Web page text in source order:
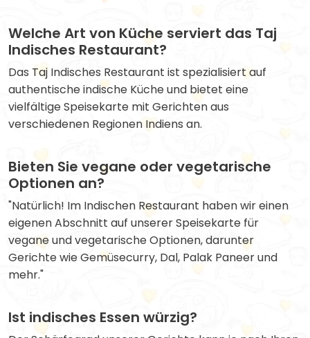
Welche Art von Küche serviert das Taj
Indisches Restaurant?
Das Taj Indisches Restaurant ist spezialisiert auf
authentische indische Küche und bietet eine
vielfältige Speisekarte mit Gerichten aus
verschiedenen Regionen Indiens an.
Bieten Sie vegane oder vegetarische
Optionen an?
"Natürlich! Im Indischen Restaurant haben wir einen
eigenen Abschnitt auf unserer Speisekarte für
vegane und vegetarische Optionen, darunter
Gerichte wie Gemüsecurry, Dal, Palak Paneer und
mehr."
Ist indisches Essen würzig?